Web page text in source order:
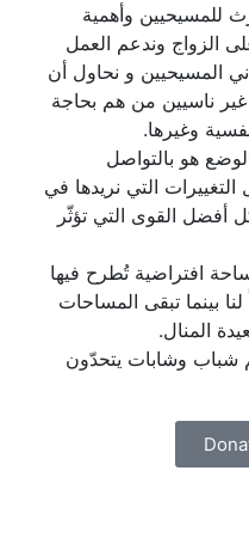
للمسيحيين وأهمية
الزواج وندعم العمل
المسيحيين و نحاول أن
ناسيين من هم بحاجة
وغيرها.
هو بالتواصل
التي نريدها في
أفضل القوى التي تؤثّر
افتراضية تُطرح فيها
بينما تبقى المساحات
المنال.
شباب وشابات يتحدّون